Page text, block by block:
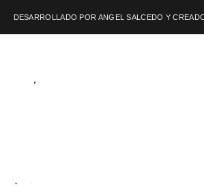
DESARROLLADO POR ANGEL SALCEDO Y